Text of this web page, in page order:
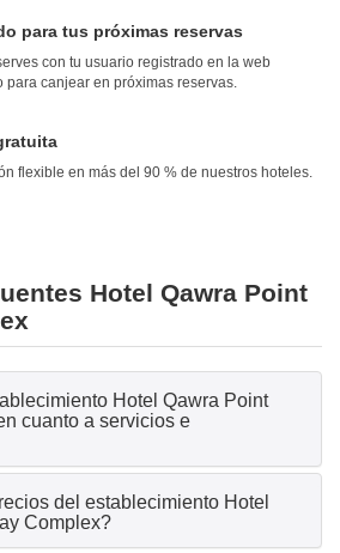
para tus próximas reservas
con tu usuario registrado en la web
para canjear en próximas reservas.
flexible en más del 90 % de nuestros hoteles.
Hotel Qawra Point
Hotel Qawra Point
cuanto a servicios e
del establecimiento Hotel
Complex?